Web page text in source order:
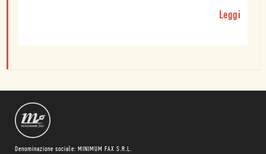
Leggi
Denominazione sociale: MINIMUM FAX S.R.L.